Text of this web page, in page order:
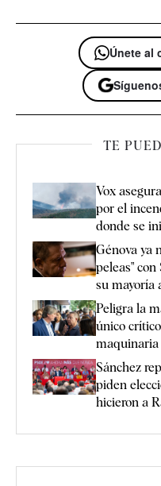
Únete al
TE
Vox
por el
donde se
Génova ya
peleas"
su mayoría
Peligra la
único
maquinaria
Sánchez
piden
hicieron a